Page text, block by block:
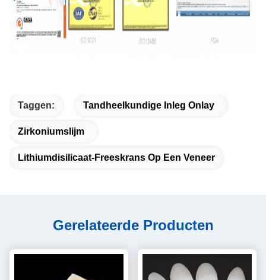
Taggen: Tandheelkundige Inleg Onlay
Zirkoniumslijm
Lithiumdisilicaat-Freeskrans Op Een Veneer
Gerelateerde Producten